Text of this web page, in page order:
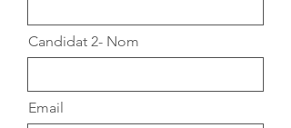
Candidat 2- Nom
Email